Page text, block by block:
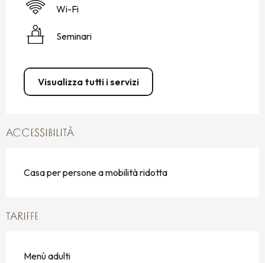
Wi-Fi
Seminari
Visualizza tutti i servizi
ACCESSIBILITÀ
Casa per persone a mobilità ridotta
TARIFFE
Menù adulti